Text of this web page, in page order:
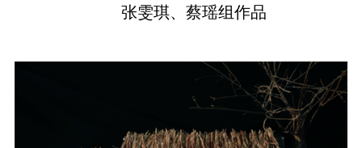
张雯琪、蔡瑶组作品